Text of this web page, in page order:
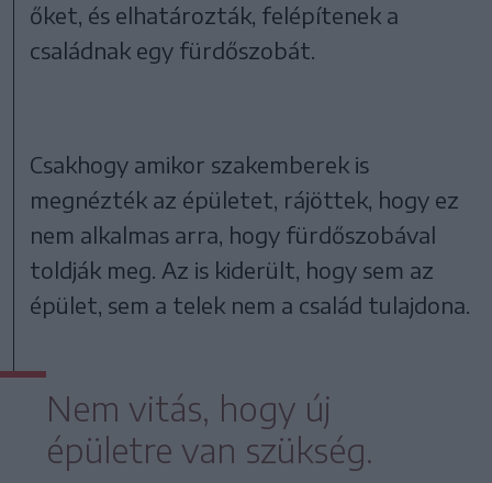
őket, és elhatározták, felépítenek a
családnak egy fürdőszobát.
Csakhogy amikor szakemberek is
megnézték az épületet, rájöttek, hogy ez
nem alkalmas arra, hogy fürdőszobával
toldják meg. Az is kiderült, hogy sem az
épület, sem a telek nem a család tulajdona.
Nem vitás, hogy új
épületre van szükség.